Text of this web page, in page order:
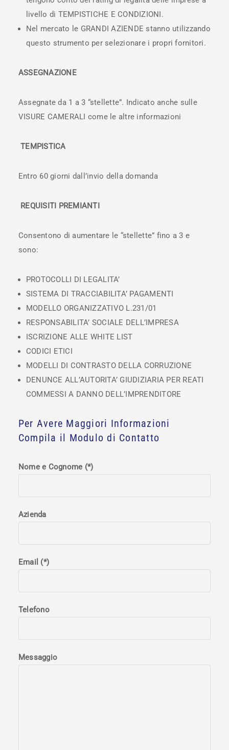
livello di TEMPISTICHE E CONDIZIONI.
Nel mercato le GRANDI AZIENDE stanno utilizzando
questo strumento per selezionare i propri fornitori.
ASSEGNAZIONE
Assegnate da 1 a 3 “stellette”. Indicato anche sulle
VISURE CAMERALI come le altre informazioni
TEMPISTICA
Entro 60 giorni dall’invio della domanda
REQUISITI PREMIANTI
Consentono di aumentare le “stellette” fino a 3 e
sono:
PROTOCOLLI DI LEGALITA’
SISTEMA DI TRACCIABILITA’ PAGAMENTI
MODELLO ORGANIZZATIVO L.231/01
RESPONSABILITA’ SOCIALE DELL’IMPRESA
ISCRIZIONE ALLE WHITE LIST
CODICI ETICI
MODELLI DI CONTRASTO DELLA CORRUZIONE
DENUNCE ALL’AUTORITA’ GIUDIZIARIA PER REATI
COMMESSI A DANNO DELL’IMPRENDITORE
Per Avere Maggiori Informazioni
Compila il Modulo di Contatto
Nome e Cognome (*)
Azienda
Email (*)
Telefono
Messaggio